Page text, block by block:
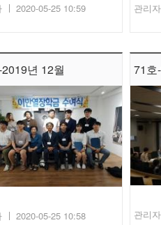
2020-05-25 10:59 관리자
년 12월
2020-05-25 10:58
71호
관리자